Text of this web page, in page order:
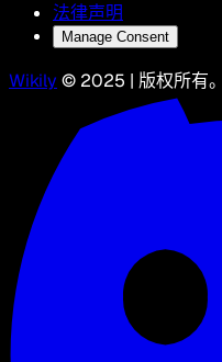
法律声明
Manage Consent
Wikily © 2025 | 版权所有。